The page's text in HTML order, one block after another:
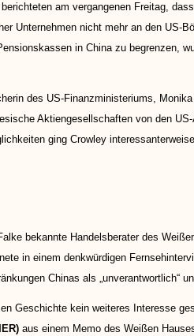
am vergangenen Freitag,
Unternehmen nicht mehr an den US-
in China zu begrenzen,
des US-Finanzministeriums,
Aktiengesellschaften von den
ging Crowley
bekannte Handelsberater des
in einem denkwürdigen
Chinas als „unverantwortlich“
Geschichte kein weiteres Interesse
) aus einem Memo des Weißen